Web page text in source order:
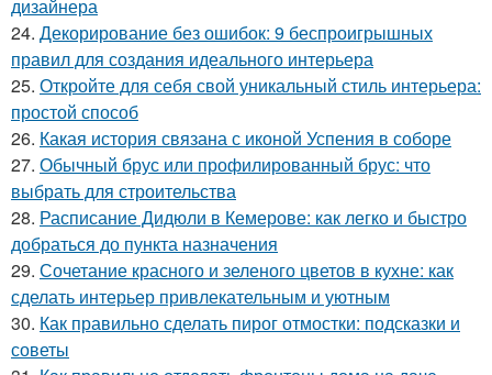
дизайнера
24. Декорирование без ошибок: 9 беспроигрышных
правил для создания идеального интерьера
25. Откройте для себя свой уникальный стиль интерьера:
простой способ
26. Какая история связана с иконой Успения в соборе
27. Обычный брус или профилированный брус: что
выбрать для строительства
28. Расписание Дидюли в Кемерове: как легко и быстро
добраться до пункта назначения
29. Сочетание красного и зеленого цветов в кухне: как
сделать интерьер привлекательным и уютным
30. Как правильно сделать пирог отмостки: подсказки и
советы